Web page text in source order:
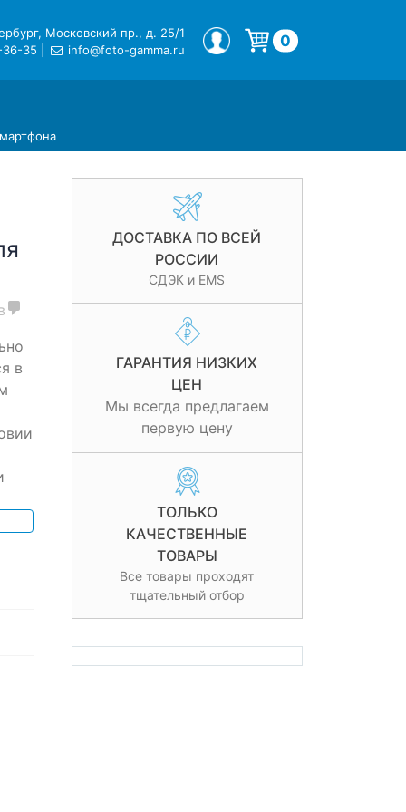
Московский пр., д. 25/1
36-35
info@foto-gamma.ru
МОЙ ПРОФИЛЬ 0
ДОСТАВКА ПО ВСЕЙ
РОССИИ
СДЭК и EMS
ГАРАНТИЯ НИЗКИХ
ЦЕН
Мы всегда предлагаем
первую цену
ТОЛЬКО
КАЧЕСТВЕННЫЕ
ТОВАРЫ
Все товары проходят
тщательный отбор
в